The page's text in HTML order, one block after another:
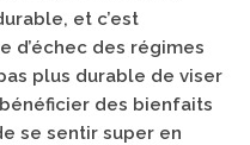
et c’est
d’échec des régimes
plus durable de viser
des bienfaits
se sentir super en